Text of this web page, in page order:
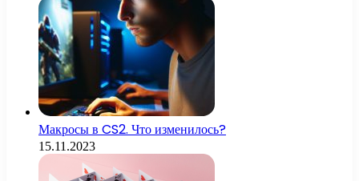
Макросы в CS2. Что изменилось?
15.11.2023